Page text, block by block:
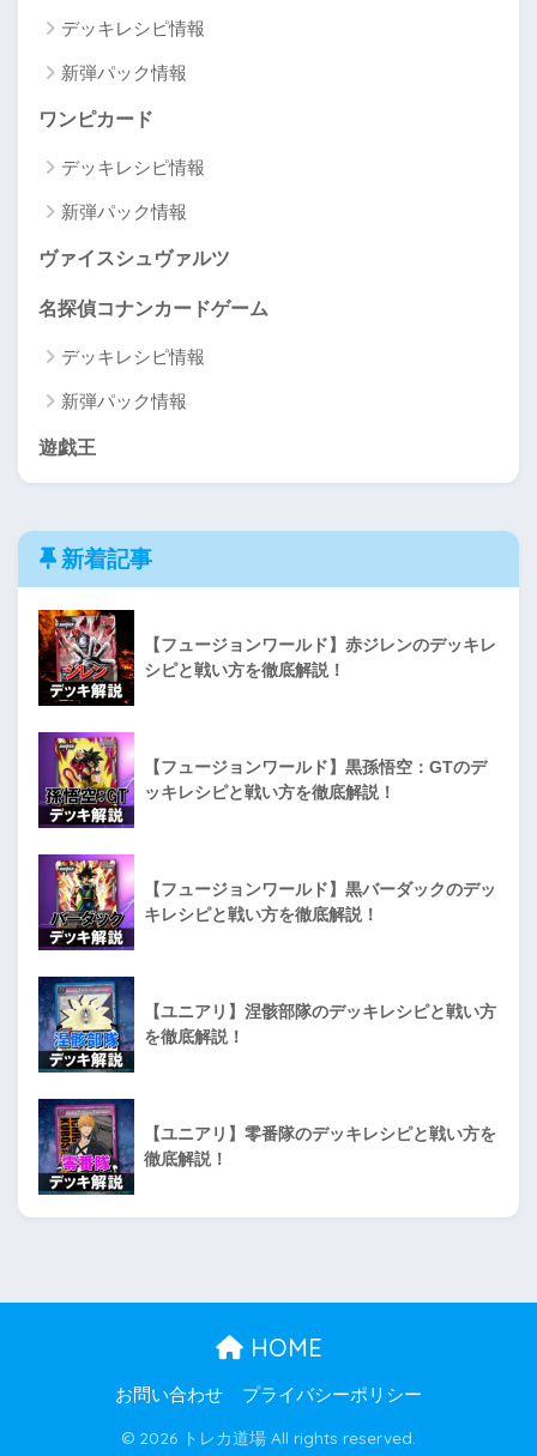
デッキレシピ情報
新弾パック情報
ワンピカード
デッキレシピ情報
新弾パック情報
ヴァイスシュヴァルツ
名探偵コナンカードゲーム
デッキレシピ情報
新弾パック情報
遊戯王
新着記事
【フュージョンワールド】赤ジレンのデッキレ
シピと戦い方を徹底解説！
【フュージョンワールド】黒孫悟空：GTのデ
ッキレシピと戦い方を徹底解説！
【フュージョンワールド】黒バーダックのデッ
キレシピと戦い方を徹底解説！
【ユニアリ】涅骸部隊のデッキレシピと戦い方
を徹底解説！
【ユニアリ】零番隊のデッキレシピと戦い方を
徹底解説！
HOME
お問い合わせ プライバシーポリシー
© 2026 トレカ道場 All rights reserved.